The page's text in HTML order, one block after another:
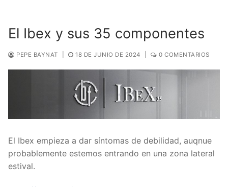
El Ibex y sus 35 componentes
PEPE BAYNAT 18 DE JUNIO DE 2024 0 COMENTARIOS
El Ibex empieza a dar síntomas de debilidad, auqnue
probablemente estemos entrando en una zona lateral
estival.